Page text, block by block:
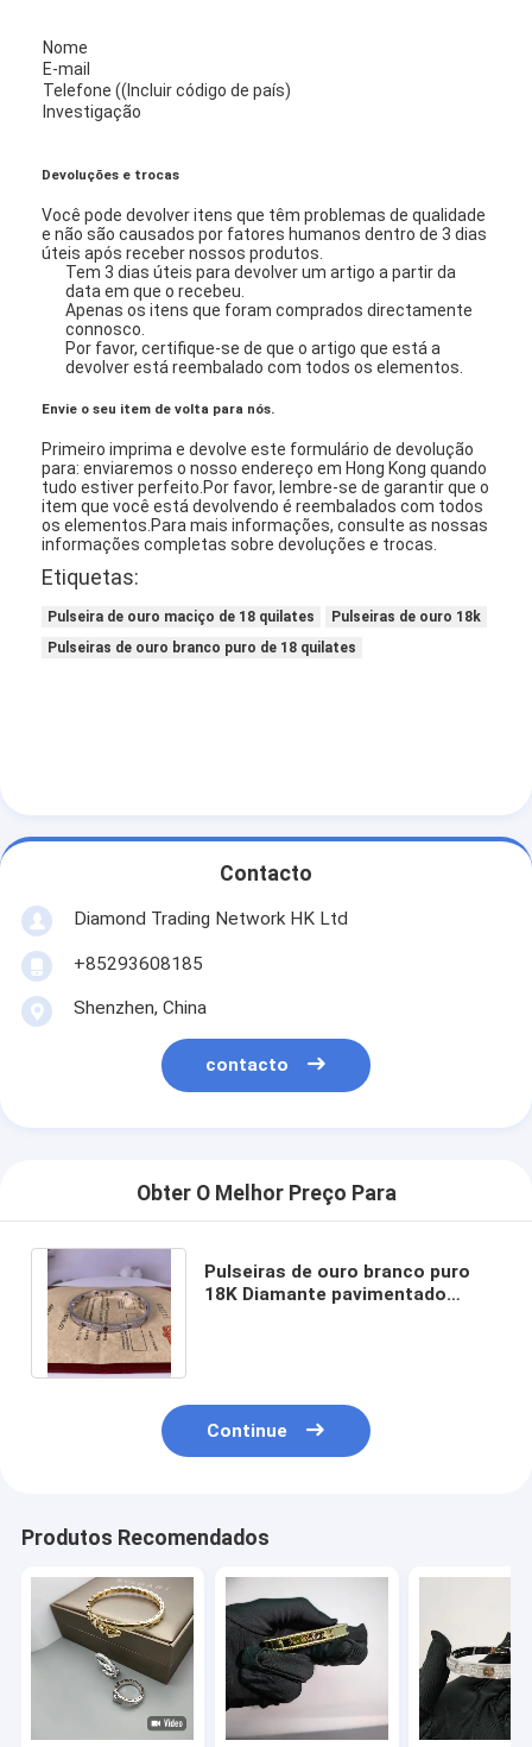
Para casa
Vídeos
Casos
Blogue
Solicite um orçamento
Anéis de ouro de 18 quilates
Pulseiras de ouro 18K
Van Cleef Arpels
Nome
E-mail
Telefone ((Incluir código de país)
Investigação
Devoluções e trocas
Você pode devolver itens que têm problemas de qualidade
e não são causados por fatores humanos dentro de 3 dias
úteis após receber nossos produtos.
Tem 3 dias úteis para devolver um artigo a partir da
data em que o recebeu.
Apenas os itens que foram comprados directamente
connosco.
Por favor, certifique-se de que o artigo que está a
devolver está reembalado com todos os elementos.
Envie o seu item de volta para nós.
Primeiro imprima e devolve este formulário de devolução
para: enviaremos o nosso endereço em Hong Kong quando
tudo estiver perfeito.Por favor, lembre-se de garantir que o
item que você está devolvendo é reembalados com todos
os elementos.Para mais informações, consulte as nossas
informações completas sobre devoluções e trocas.
Etiquetas:
Pulseira de ouro maciço de 18 quilates
Pulseiras de ouro 18k
Pulseiras de ouro branco puro de 18 quilates
Contacto
Diamond Trading Network HK Ltd
+85293608185
Shenzhen, China
contacto
Obter O Melhor Preço Para
Pulseiras de ouro branco puro
18K Diamante pavimentado
Continue
Produtos Recomendados